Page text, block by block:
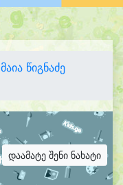
მაია წიგნაძე
დაამატე შენი ნახატი